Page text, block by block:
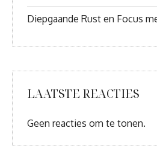
Diepgaande Rust en Focus
LAATSTE REACTIES
Geen reacties om te tonen.